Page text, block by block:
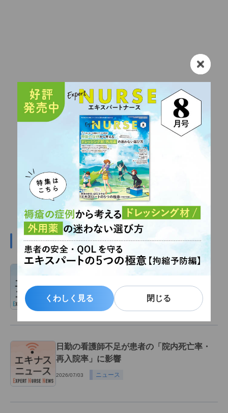
くわしく見る 閉じる
くわしく見る 閉じる
#統計データの関連記事
2026/08/07 ニュース
日勤の看護師不足が患者の「院内死亡率・
再入院率」に影響
2026/07/03 ニュース